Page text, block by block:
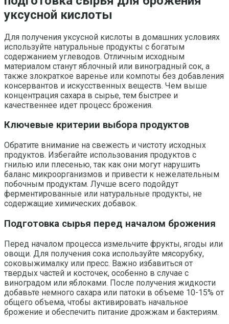
уксусной кислоты
Для получения уксусной кислоты в домашних условиях
используйте натуральные продукты с богатым
содержанием углеводов. Отличным исходным
материалом станут яблочный или виноградный сок, а
также злократкое варенье или компоты без добавления
консервантов и искусственных веществ. Чем выше
концентрация сахара в сырье, тем быстрее и
качественнее идет процесс брожения.
Ключевые критерии выбора продуктов
Обратите внимание на свежесть и чистоту исходных
продуктов. Избегайте использования продуктов с
гнилью или плесенью, так как они могут нарушить
баланс микроорганизмов и привести к нежелательным
побочным продуктам. Лучше всего подойдут
ферментированные или натуральные продукты, не
содержащие химических добавок.
Подготовка сырья перед началом брожения
Перед началом процесса измельчите фрукты, ягоды или
овощи. Для получения сока используйте мясорубку,
соковыжималку или пресс. Важно избавиться от
твердых частей и косточек, особенно в случае с
виноградом или яблоками. После получения жидкости
добавьте немного сахара или патоки в объеме 10-15% от
общего объема, чтобы активировать начальное
брожение и обеспечить питание дрожжам и бактериям.